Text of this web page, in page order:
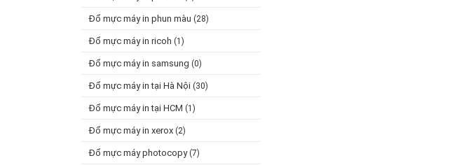
Đổ mực máy in phun màu (28)
Đổ mực máy in ricoh (1)
Đổ mực máy in samsung (0)
Đổ mực máy in tại Hà Nội (30)
Đổ mực máy in tại HCM (1)
Đổ mực máy in xerox (2)
Đổ mực máy photocopy (7)